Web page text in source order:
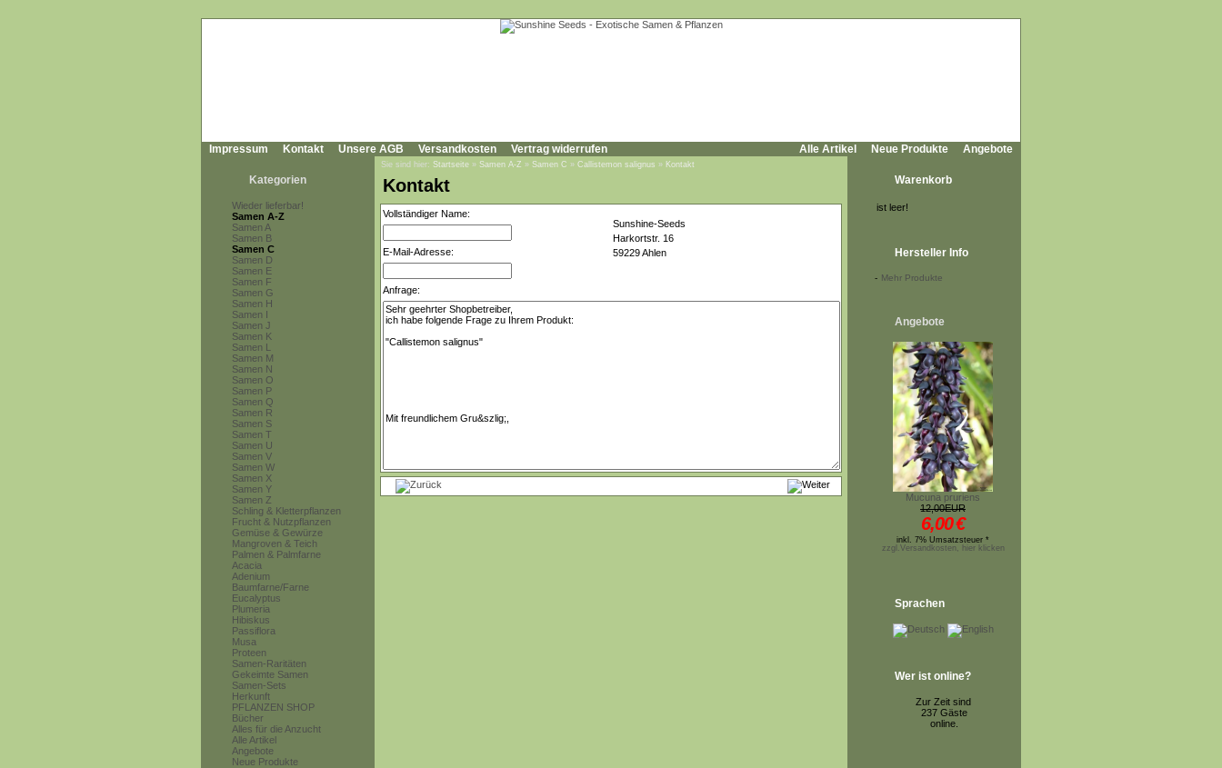
Impressum Kontakt Unsere AGB Versandkosten Vertrag widerrufen Alle Artikel Neue Produkte Angebote
Kategorien
Wieder lieferbar!
Samen A-Z
Samen A
Samen B
Samen C
Samen D
Samen E
Samen F
Samen G
Samen H
Samen I
Samen J
Samen K
Samen L
Samen M
Samen N
Samen O
Samen P
Samen Q
Samen R
Samen S
Samen T
Samen U
Samen V
Samen W
Samen X
Samen Y
Samen Z
Schling & Kletterpflanzen
Frucht & Nutzpflanzen
Gemüse & Gewürze
Mangroven & Teich
Palmen & Palmfarne
Acacia
Adenium
Baumfarne/Farne
Eucalyptus
Plumeria
Hibiskus
Passiflora
Musa
Proteen
Samen-Raritäten
Gekeimte Samen
Samen-Sets
Herkunft
PFLANZEN SHOP
Bücher
Alles für die Anzucht
Alle Artikel
Angebote
Neue Produkte
Sie sind hier: Startseite » Samen A-Z » Samen C » Callistemon salignus » Kontakt
Kontakt
Vollständiger Name:
Sunshine-Seeds
Harkortstr. 16
59229 Ahlen
E-Mail-Adresse:
Anfrage:
Warenkorb
ist leer!
Hersteller Info
- Mehr Produkte
Angebote
Mucuna pruriens
12,00EUR
6,00€
inkl. 7% Umsatzsteuer *
zzgl.Versandkosten, hier klicken
Sprachen
Wer ist online?
Zur Zeit sind
237 Gäste
online.